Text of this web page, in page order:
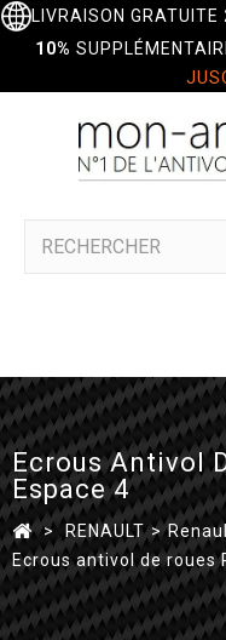
LIVRAISON GRATUITE
10%
Ecrous Antivol
Espace 4
> RENAULT >
Ecrous antivol de roues